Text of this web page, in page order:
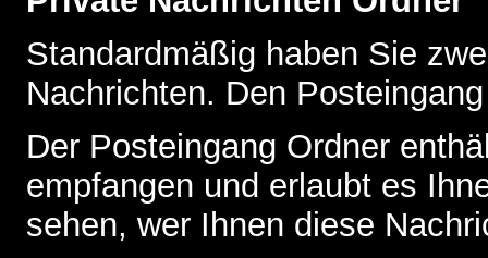
Standardmäßig haben Sie
Nachrichten. Den
Der Posteingang Ordner
empfangen und erlaubt es
sehen, wer Ihnen diese